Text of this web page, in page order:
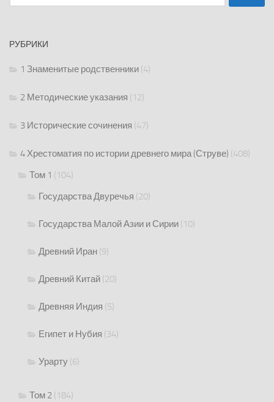
РУБРИКИ
1 Знаменитые родственники (4)
2 Методические указания (12)
3 Исторические сочинения (47)
4 Хрестоматия по истории древнего мира (Струве) (408)
Том 1 (104)
Государства Двуречья (20)
Государства Малой Азии и Сирии (10)
Древний Иран (9)
Древний Китай (20)
Древняя Индия (5)
Египет и Нубия (34)
Урарту (6)
Том 2 (184)